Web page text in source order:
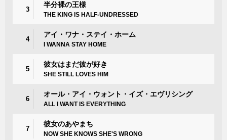
3
半分裸の王様
THE KING IS HALF-UNDRESSED
4
アイ・ワナ・ステイ・ホーム
I WANNA STAY HOME
5
彼女はまだ彼が好き
SHE STILL LOVES HIM
6
オール・アイ・ウォント・イズ・エヴリシング
ALL I WANT IS EVERYTHING
7
彼女のあやまち
NOW SHE KNOWS SHE'S WRONG